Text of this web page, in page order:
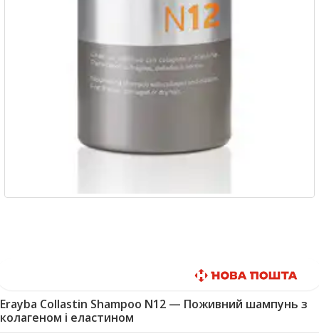
Erayba Collastin Shampoo N12 — Поживний шампунь з
колагеном і еластином